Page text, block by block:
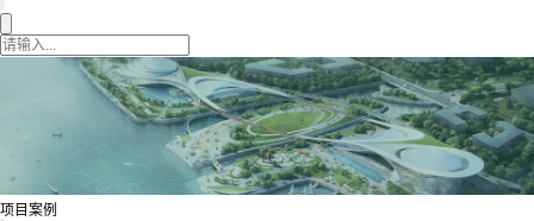
项目案例